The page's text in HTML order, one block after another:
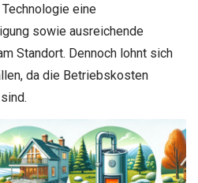
eine
sowie ausreichende
Standort. Dennoch lohnt sich
da die Betriebskosten